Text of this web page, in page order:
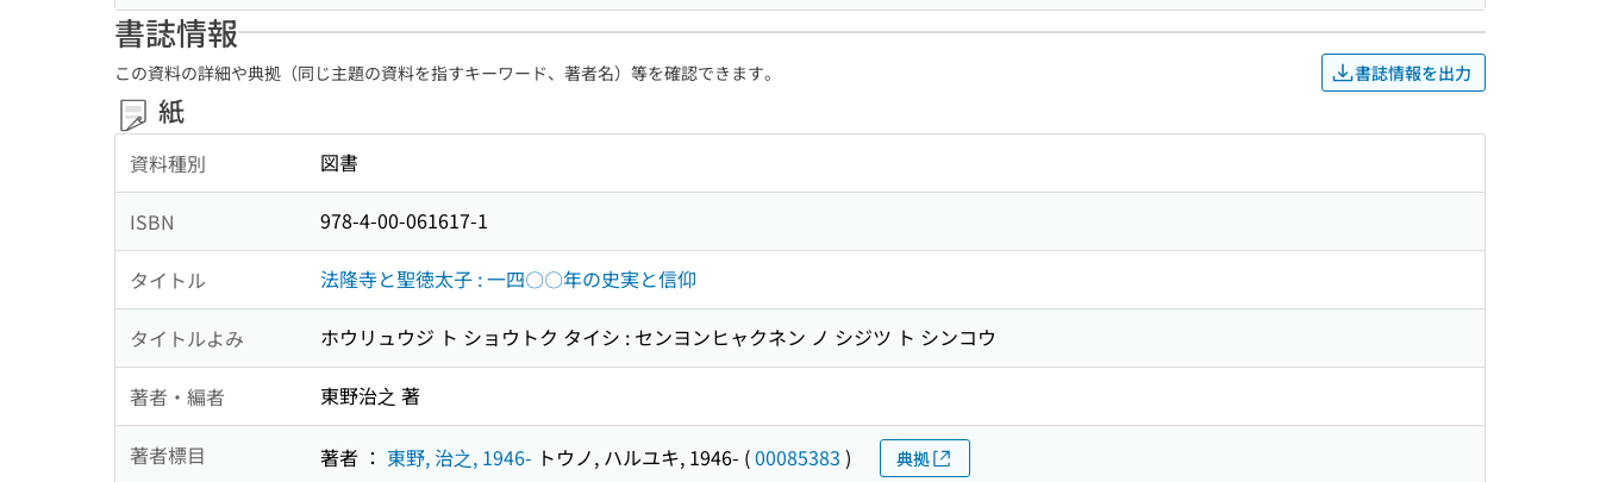
書誌情報
この資料の詳細や典拠（同じ主題の資料を指すキーワード、著者名）等を確認できます。 書誌情報を出力
紙
資料種別 図書
ISBN 978-4-00-061617-1
タイトル 法隆寺と聖徳太子 : 一四〇〇年の史実と信仰
タイトルよみ ホウリュウジ ト ショウトク タイシ : センヨンヒャクネン ノ シジツ ト シンコウ
著者・編者 東野治之 著
著者標目 著者 ： 東野, 治之, 1946- トウノ, ハルユキ, 1946- (00085383 ) 典拠